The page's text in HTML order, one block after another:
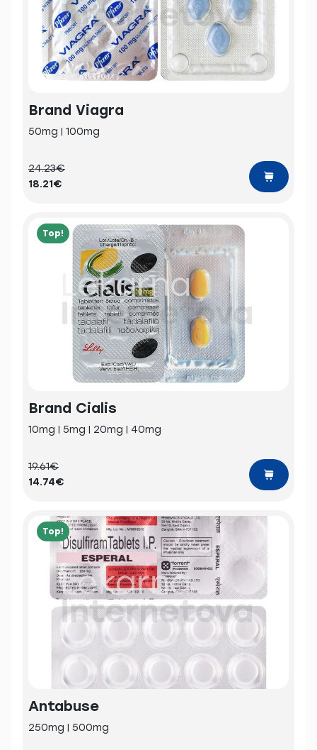
Brand Viagra
50mg | 100mg
24.23€
18.21€
Top!
Brand Cialis
10mg | 5mg | 20mg | 40mg
19.61€
14.74€
Top!
Antabuse
250mg | 500mg